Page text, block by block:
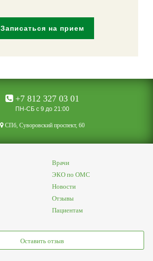
Записаться на прием
+7 812 327 03 01
ПН-СБ с 9 до 21:00
CПб, Суворовский проспект, 60
Врачи
ЭКО по ОМС
Новости
Отзывы
Пациентам
Оставить отзыв